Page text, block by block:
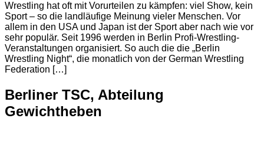
Wrestling hat oft mit Vorurteilen zu kämpfen: viel Show, kein
Sport – so die landläufige Meinung vieler Menschen. Vor
allem in den USA und Japan ist der Sport aber nach wie vor
sehr populär. Seit 1996 werden in Berlin Profi-Wrestling-
Veranstaltungen organisiert. So auch die die „Berlin
Wrestling Night“, die monatlich von der German Wrestling
Federation […]
Berliner TSC, Abteilung
Gewichtheben